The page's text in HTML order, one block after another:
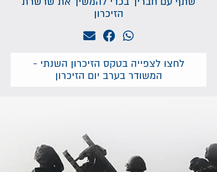
הזיכרון
לחצו לצפייה בטקס הזיכרון השנתי -
המשודר בערב יום הזיכרון